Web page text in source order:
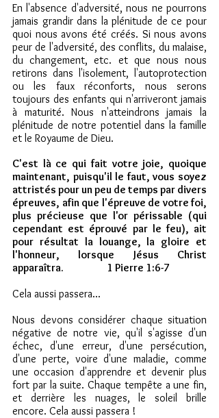
En l'absence d'adversité, nous ne pourrons
jamais grandir dans la plénitude de ce pour
quoi nous avons été créés. Si nous avons
peur de l'adversité, des conflits, du malaise,
du changement, etc. et que nous nous
retirons dans l'isolement, l'autoprotection
ou les faux réconforts, nous serons
toujours des enfants qui n'arriveront jamais
à maturité. Nous n'atteindrons jamais la
plénitude de notre potentiel dans la famille
et le Royaume de Dieu.
C'est là ce qui fait votre joie, quoique
maintenant, puisqu'il le faut, vous soyez
attristés pour un peu de temps par divers
épreuves, afin que l'épreuve de votre foi,
plus précieuse que l'or périssable (qui
cependant est éprouvé par le feu), ait
pour résultat la louange, la gloire et
l'honneur, lorsque Jésus Christ
apparaîtra.                     1 Pierre 1:6-7
Cela aussi passera...
Nous devons considérer chaque situation
négative de notre vie, qu'il s'agisse d'un
échec, d'une erreur, d'une persécution,
d'une perte, voire d'une maladie, comme
une occasion d'apprendre et devenir plus
fort par la suite. Chaque tempête a une fin,
et derrière les nuages, le soleil brille
encore. Cela aussi passera !